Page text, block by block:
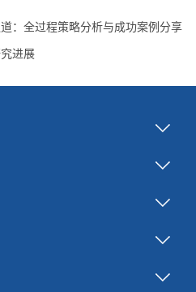
：全过程策略分析与成功案例分享
进展